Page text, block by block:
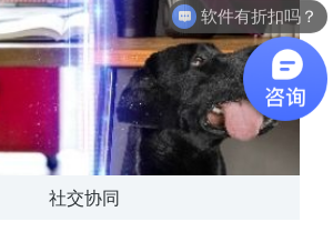
社交协同
软件有折扣吗？